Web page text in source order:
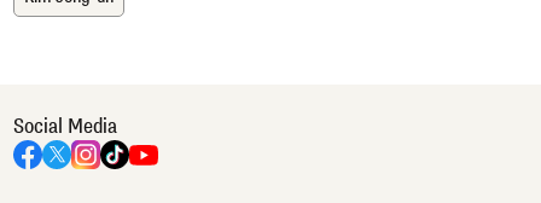
Social Media